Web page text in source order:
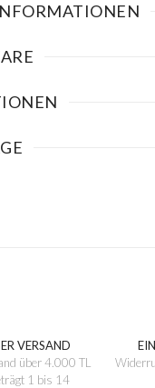
VERSAND
über 4.000 TL
1 bis 14